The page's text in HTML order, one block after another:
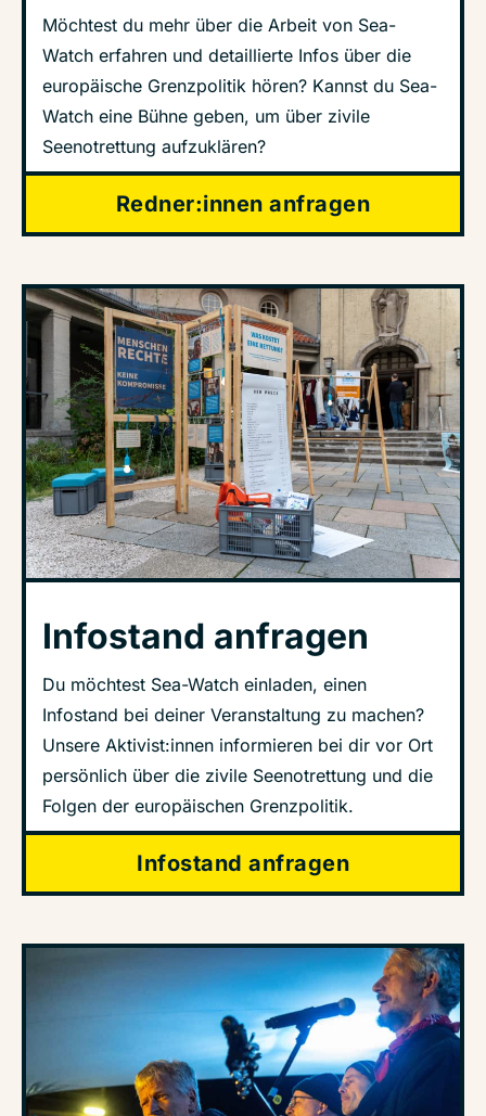
Möchtest du mehr über die Arbeit von Sea-
Watch erfahren und detaillierte Infos über die
europäische Grenzpolitik hören? Kannst du Sea-
Watch eine Bühne geben, um über zivile
Seenotrettung aufzuklären?
Redner:innen anfragen
Infostand anfragen
Du möchtest Sea-Watch einladen, einen
Infostand bei deiner Veranstaltung zu machen?
Unsere Aktivist:innen informieren bei dir vor Ort
persönlich über die zivile Seenotrettung und die
Folgen der europäischen Grenzpolitik.
Infostand anfragen